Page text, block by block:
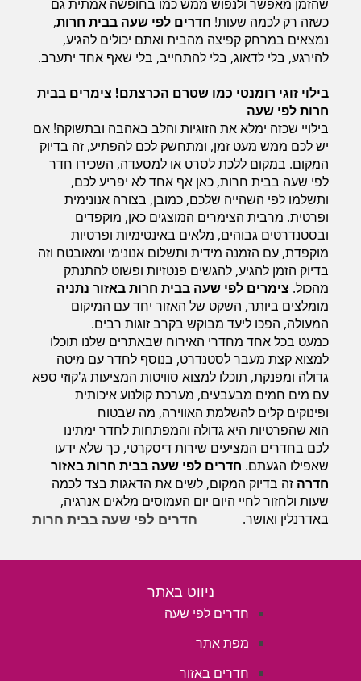
חדרים לפי שעה בהערבה
חדרים לפי שעה בעמק יזרעאל
חדרים לפי שעה במישור החוף הדרומי
שהזמן מאפשר ולנפוש ממש כמו בחופשה אמתית גם
כשזה רק לכמה שעות! חדרים לפי שעה בבית חרות,
נמצאים במרחק קפיצה מהבית ואתם יכולים להגיע,
להירגע, בלי לדאוג, בלי להתחייב, בלי שאף אחד יתערב.
בילוי זוגי רומנטי כמו שטרם הכרצתם! צימרים בבית
חרות לפי שעה
בילויי שכזה ימלא את הזוגיות והלב באהבה ובתשוקה! אם
יש לכם ממש מעט זמן, ומתחשק לכם להפתיע, זה בדיוק
המקום. במקום ללכת לסרט או למסעדה, השכירו חדר
לפי שעה בבית חרות, כאן אף אחד לא יפריע לכם,
ותשלמו לפי השהייה שלכם, כמובן, בצורה אנונימית
ופרטית. מרבית הצימרים המוצגים כאן, מוקפדים
ובסטנדרטים גבוהים, מלאים באינטימיות ופרטיות
מוקפדת, עם הזמנה מידית ותשלום אנונימי ומאובטח וזה
בדיוק הזמן להגיע, להגשים פנטזיות ופשוט להתנתק
מהכול. צימרים לפי שעה בבית חרות באזור נתניה
מומלצים ביותר, השקט של האזור יחד עם המיקום
המעולה, הפכו ליעד מבוקש בקרב זוגות רבים.
כמעט בכל אחד מחדרי האירוח שבאתרים שלנו תוכלו
למצוא קצת מעבר לסטנדרט, בנוסף לחדר עם מיטה
גדולה ומפנקת, תוכלו למצוא סוויטות המציעות ג'קוזי ספא
עם מים חמים מבעבעים, מערכת קולנוע איכותית
ופינוקים קלים להשלמת האווירה, מה שבטוח
הוא שהפרטיות היא גדולה והמפתחות לחדר ימתינו
לכם בחדרים המציעים שירות דיסקרטי, כך שלא ידעו
שאפילו הגעתם. חדרים לפי שעה בבית חרות באזור
חדרה זה בדיוק המקום, לשים את הדאגות בצד לכמה
שעות ולחזור לחיי היום יום העמוסים מלאים אנרגיה,
באדרנלין ואושר.
חדרים לפי שעה בבית חרות
ניווט באתר
חדרים לפי שעה
מפת אתר
חדרים באזור